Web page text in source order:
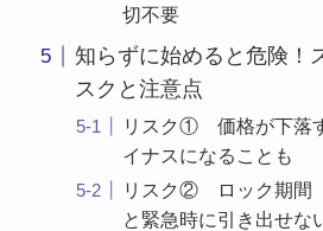
切不要
知らずに始めると危険！
スクと注意点
リスク① 価格が下落
イナスになることも
リスク② ロック期間
と緊急時に引き出せな